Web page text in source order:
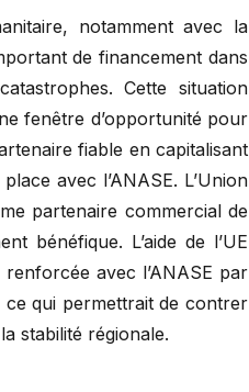
notamment avec la
de financement dans
Cette situation
fenêtre d’opportunité pour
fiable en capitalisant
avec l’ANASE. L’Union
partenaire commercial de
bénéfique. L’aide de l’UE
avec l’ANASE par
ce qui permettrait de contrer
stabilité régionale.